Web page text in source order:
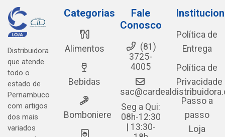
Distribuidora
que atende
todo o
estado de
Pernambuco
com artigos
dos mais
variados
Categorias
Alimentos
Bebidas
Bomboniere
Fale
Conosco
(81)
3725-
4005
Seg a Qui:
08h-12:30
| 13:30-
Política de
Entrega
Política de
Privacidade
Passo a
passo
Loja